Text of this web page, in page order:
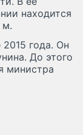
находится
м.
года. Он
До этого
министра